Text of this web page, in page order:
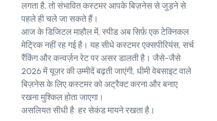
लगता है, तो संभावित कस्टमर आपके बिज़नेस से जुड़ने से
पहले ही चले जा सकते हैं।
आज के डिजिटल माहौल में, स्पीड अब सिर्फ़ एक टेक्निकल
मेट्रिक नहीं रह गई है। यह सीधे कस्टमर एक्सपीरियंस, सर्च
रैंकिंग और कन्वर्ज़न रेट पर असर डालती है। जैसे-जैसे
2026 में यूज़र की उम्मीदें बढ़ती जाएंगी, धीमी वेबसाइट वाले
बिज़नेस के लिए कस्टमर को अट्रैक्ट करना और बनाए
रखना मुश्किल होता जाएगा।
असलियत सीधी है: हर सेकंड मायने रखता है।